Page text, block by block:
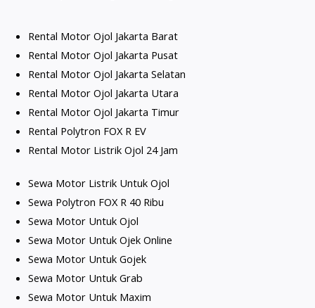
Rental Motor Ojol Jakarta Barat
Rental Motor Ojol Jakarta Pusat
Rental Motor Ojol Jakarta Selatan
Rental Motor Ojol Jakarta Utara
Rental Motor Ojol Jakarta Timur
Rental Polytron FOX R EV
Rental Motor Listrik Ojol 24 Jam
Sewa Motor Listrik Untuk Ojol
Sewa Polytron FOX R 40 Ribu
Sewa Motor Untuk Ojol
Sewa Motor Untuk Ojek Online
Sewa Motor Untuk Gojek
Sewa Motor Untuk Grab
Sewa Motor Untuk Maxim